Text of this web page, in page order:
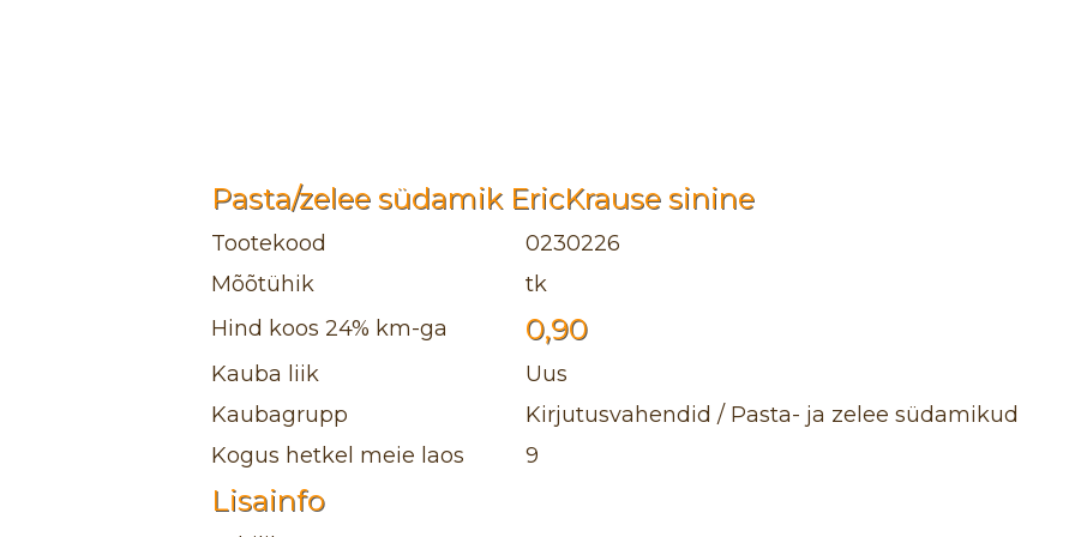
Pasta/zelee südamik EricKrause sinine
Tootekood
0230226
Mõõtühik
tk
Hind koos 24% km-ga
0,90
Kauba liik
Uus
Kaubagrupp
Kirjutusvahendid / Pasta- ja zelee südamikud
Kogus hetkel meie laos
9
Lisainfo